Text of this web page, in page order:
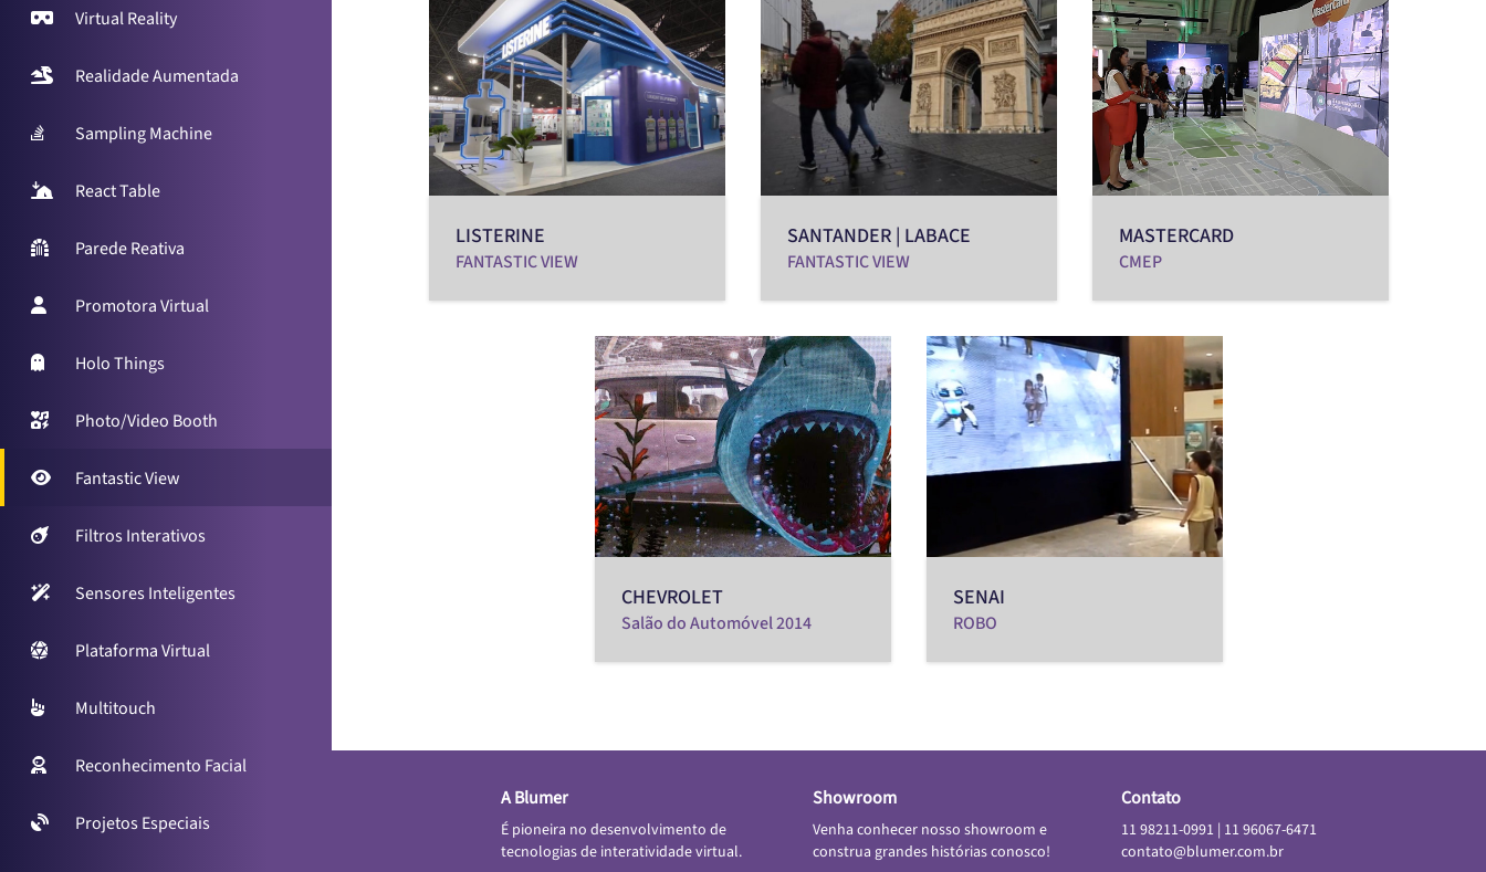
Virtual Reality
Realidade Aumentada
Sampling Machine
React Table
Parede Reativa
Promotora Virtual
Holo Things
Photo/Video Booth
Fantastic View
Filtros Interativos
Sensores Inteligentes
Plataforma Virtual
Multitouch
Reconhecimento Facial
Projetos Especiais
LISTERINE
FANTASTIC VIEW
SANTANDER | LABACE
FANTASTIC VIEW
MASTERCARD
CMEP
CHEVROLET
Salão do Automóvel 2014
SENAI
ROBO
A Blumer
É pioneira no desenvolvimento de
tecnologias de interatividade virtual.
Showroom
Venha conhecer nosso showroom e
construa grandes histórias conosco!
Contato
11 98211-0991 | 11 96067-6471
contato@blumer.com.br